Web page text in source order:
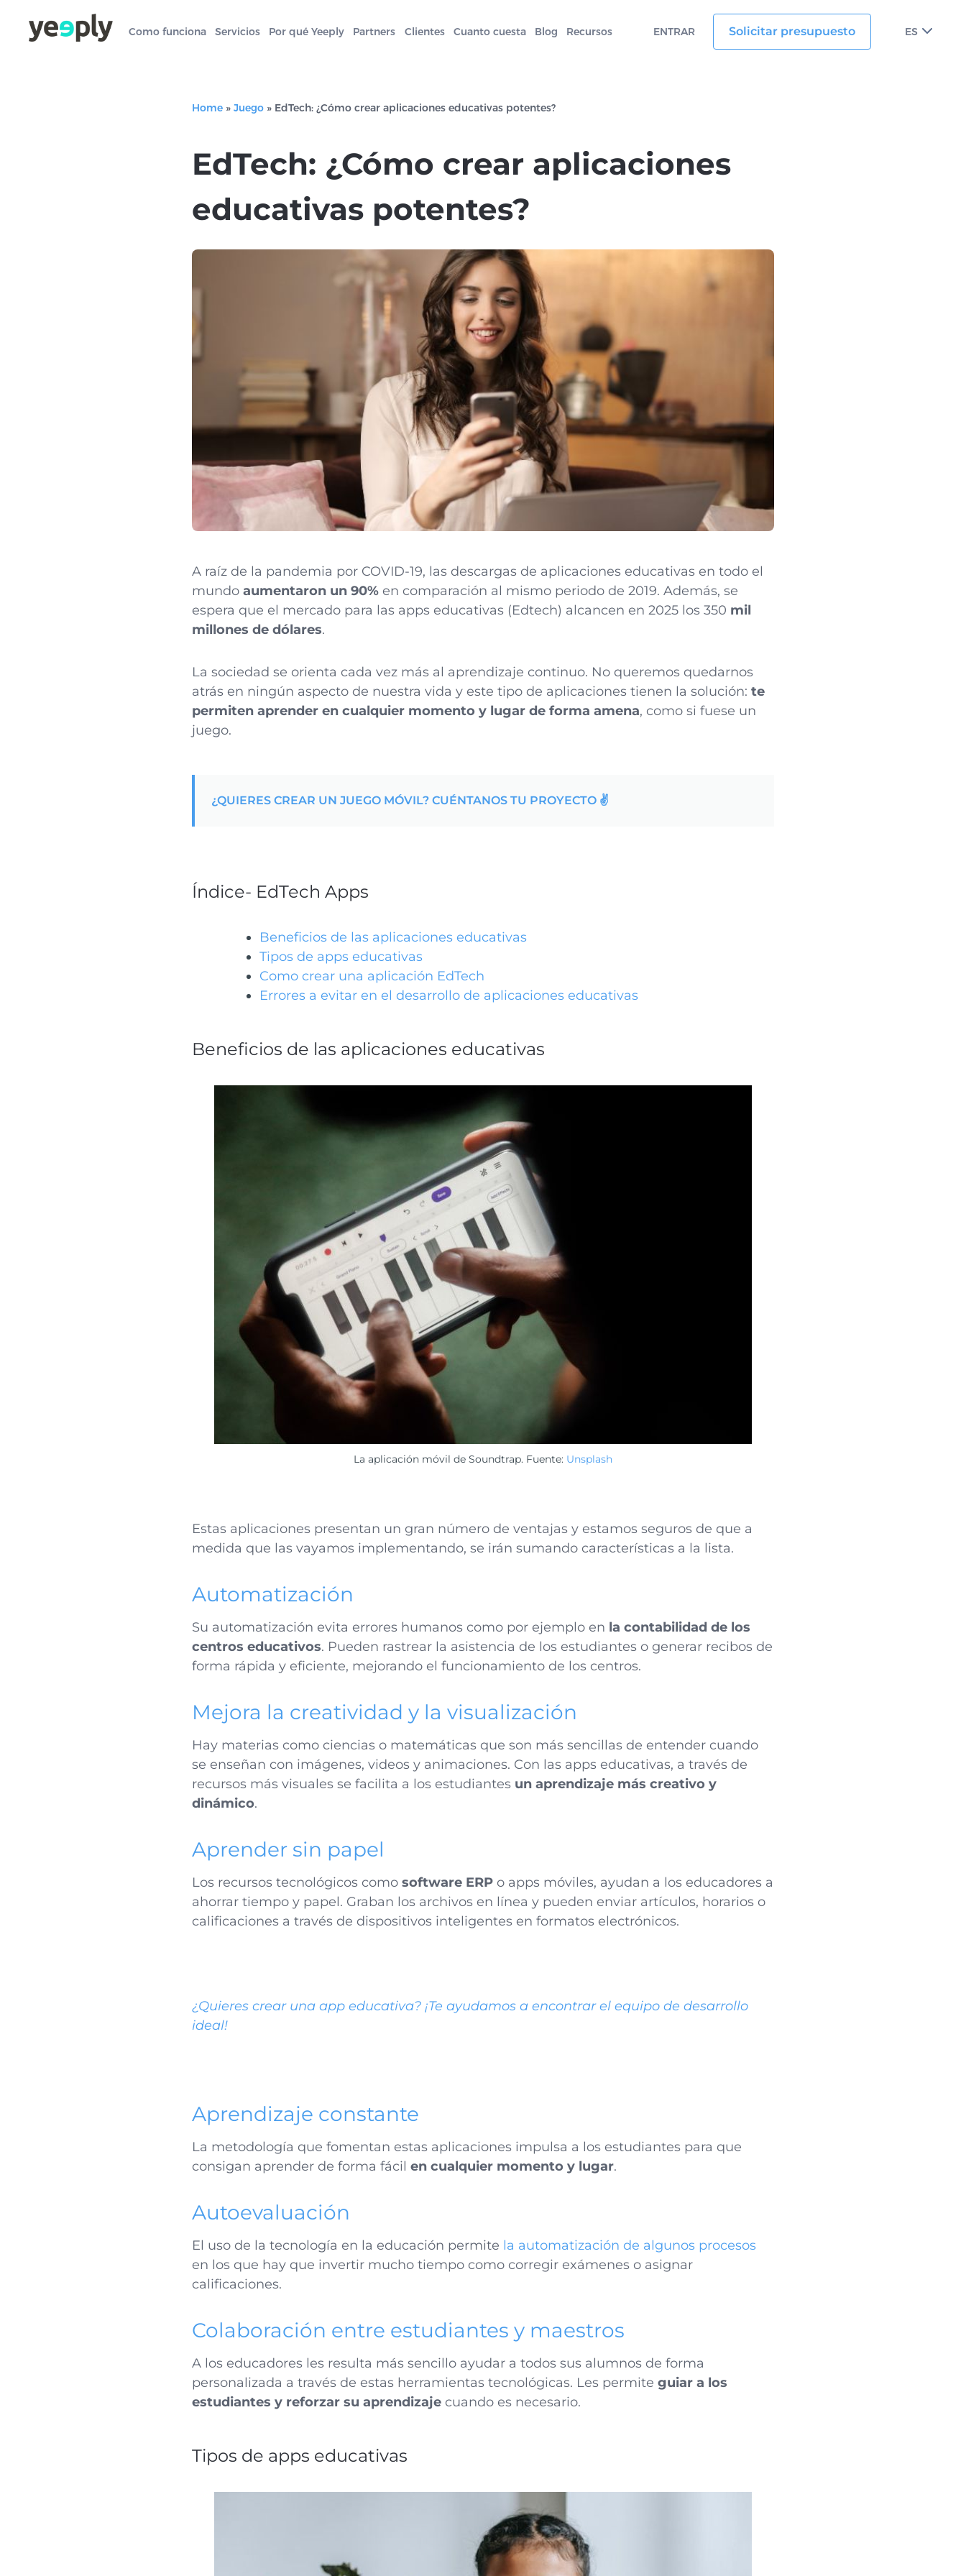
Como funciona Servicios Por qué Yeeply Partners Clientes Cuanto cuesta Blog Recursos ENTRAR Solicitar presupuesto ES
Home » Juego » EdTech: ¿Cómo crear aplicaciones educativas potentes?
EdTech: ¿Cómo crear aplicaciones
educativas potentes?
A raíz de la pandemia por COVID-19, las descargas de aplicaciones educativas en todo el
mundo aumentaron un 90% en comparación al mismo periodo de 2019. Además, se
espera que el mercado para las apps educativas (Edtech) alcancen en 2025 los 350 mil
millones de dólares.
La sociedad se orienta cada vez más al aprendizaje continuo. No queremos quedarnos
atrás en ningún aspecto de nuestra vida y este tipo de aplicaciones tienen la solución: te
permiten aprender en cualquier momento y lugar de forma amena, como si fuese un
juego.
¿QUIERES CREAR UN JUEGO MÓVIL? CUÉNTANOS TU PROYECTO ✌️
Índice- EdTech Apps
Beneficios de las aplicaciones educativas
Tipos de apps educativas
Como crear una aplicación EdTech
Errores a evitar en el desarrollo de aplicaciones educativas
Beneficios de las aplicaciones educativas
La aplicación móvil de Soundtrap. Fuente: Unsplash
Estas aplicaciones presentan un gran número de ventajas y estamos seguros de que a
medida que las vayamos implementando, se irán sumando características a la lista.
Automatización
Su automatización evita errores humanos como por ejemplo en la contabilidad de los
centros educativos. Pueden rastrear la asistencia de los estudiantes o generar recibos de
forma rápida y eficiente, mejorando el funcionamiento de los centros.
Mejora la creatividad y la visualización
Hay materias como ciencias o matemáticas que son más sencillas de entender cuando
se enseñan con imágenes, videos y animaciones. Con las apps educativas, a través de
recursos más visuales se facilita a los estudiantes un aprendizaje más creativo y
dinámico.
Aprender sin papel
Los recursos tecnológicos como software ERP o apps móviles, ayudan a los educadores a
ahorrar tiempo y papel. Graban los archivos en línea y pueden enviar artículos, horarios o
calificaciones a través de dispositivos inteligentes en formatos electrónicos.
¿Quieres crear una app educativa? ¡Te ayudamos a encontrar el equipo de desarrollo
ideal!
Aprendizaje constante
La metodología que fomentan estas aplicaciones impulsa a los estudiantes para que
consigan aprender de forma fácil en cualquier momento y lugar.
Autoevaluación
El uso de la tecnología en la educación permite la automatización de algunos procesos
en los que hay que invertir mucho tiempo como corregir exámenes o asignar
calificaciones.
Colaboración entre estudiantes y maestros
A los educadores les resulta más sencillo ayudar a todos sus alumnos de forma
personalizada a través de estas herramientas tecnológicas. Les permite guiar a los
estudiantes y reforzar su aprendizaje cuando es necesario.
Tipos de apps educativas